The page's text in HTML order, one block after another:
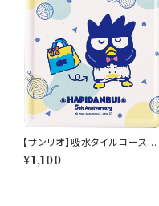
【サンリオ】吸水タイルコースタ
ー(バッドばつ丸)【SAN170】SA
N174-346
¥1,100